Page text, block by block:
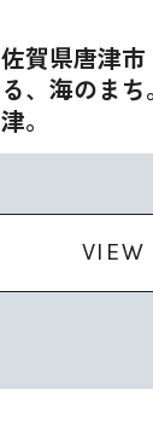
佐賀県唐津
る、海のま
津。
VIEW